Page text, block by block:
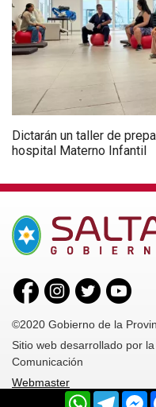
Dictarán un taller de
hospital Materno Infantil
©2020 Gobierno de la
Sitio web desarrollado por
Comunicación
Webmaster
WhatsApp